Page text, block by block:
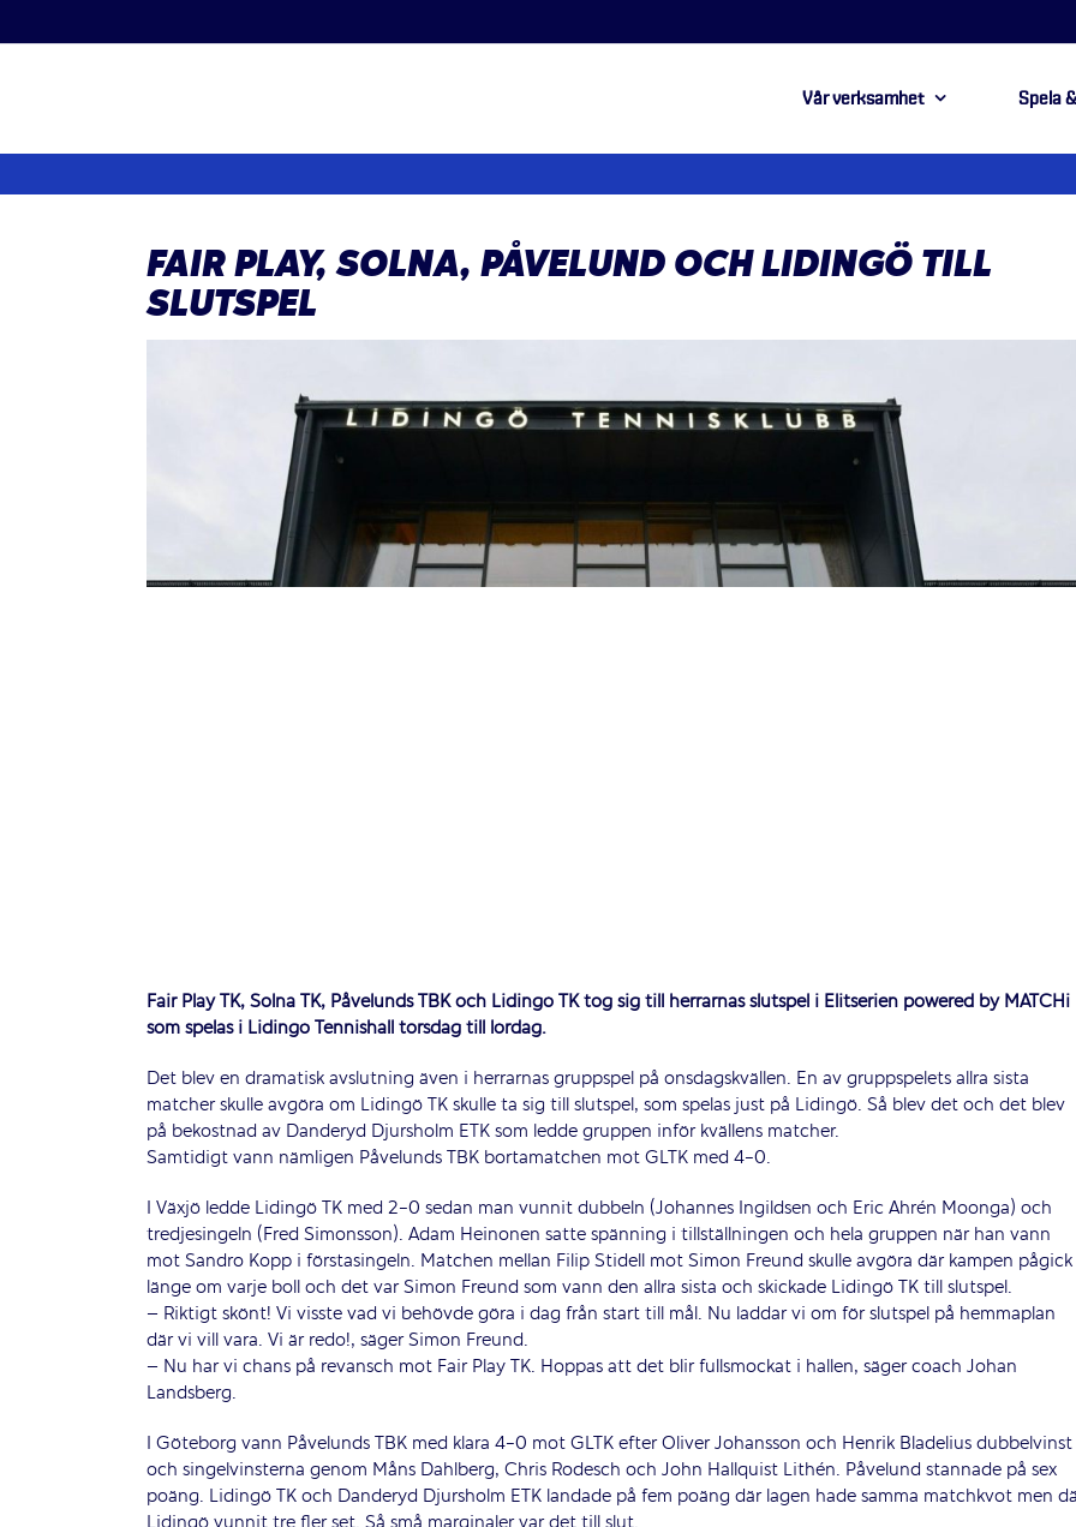
till
Vår verksamhet Spela
FAIR PLAY, SOLNA, PÅVELUND OCH LIDINGÖ TILL
SLUTSPEL
Fair Play TK, Solna TK, Påvelunds TBK och Lidingö TK tog sig till herrarnas slutspel i Elitserien powered by MATCHi
som spelas i Lidingö Tennishall torsdag till lördag.
Det blev en dramatisk avslutning även i herrarnas gruppspel på onsdagskvällen. En av gruppspelets allra sista
matcher skulle avgöra om Lidingö TK skulle ta sig till slutspel, som spelas just på Lidingö. Så blev det och det blev
på bekostnad av Danderyd Djursholm ETK som ledde gruppen inför kvällens matcher.
Samtidigt vann nämligen Påvelunds TBK bortamatchen mot GLTK med 4-0.
I Växjö ledde Lidingö TK med 2-0 sedan man vunnit dubbeln (Johannes Ingildsen och Eric Ahrén Moonga) och
tredjesingeln (Fred Simonsson). Adam Heinonen satte spänning i tillställningen och hela gruppen när han vann
mot Sandro Kopp i förstasingeln. Matchen mellan Filip Stidell mot Simon Freund skulle avgöra där kampen pågick
länge om varje boll och det var Simon Freund som vann den allra sista och skickade Lidingö TK till slutspel.
– Riktigt skönt! Vi visste vad vi behövde göra i dag från start till mål. Nu laddar vi om för slutspel på hemmaplan
där vi vill vara. Vi är redo!, säger Simon Freund.
– Nu har vi chans på revansch mot Fair Play TK. Hoppas att det blir fullsmockat i hallen, säger coach Johan
Landsberg.
I Göteborg vann Påvelunds TBK med klara 4-0 mot GLTK efter Oliver Johansson och Henrik Bladelius dubbelvinst
och singelvinsterna genom Måns Dahlberg, Chris Rodesch och John Hallquist Lithén. Påvelund stannade på sex
poäng. Lidingö TK och Danderyd Djursholm ETK landade på fem poäng där lagen hade samma matchkvot men